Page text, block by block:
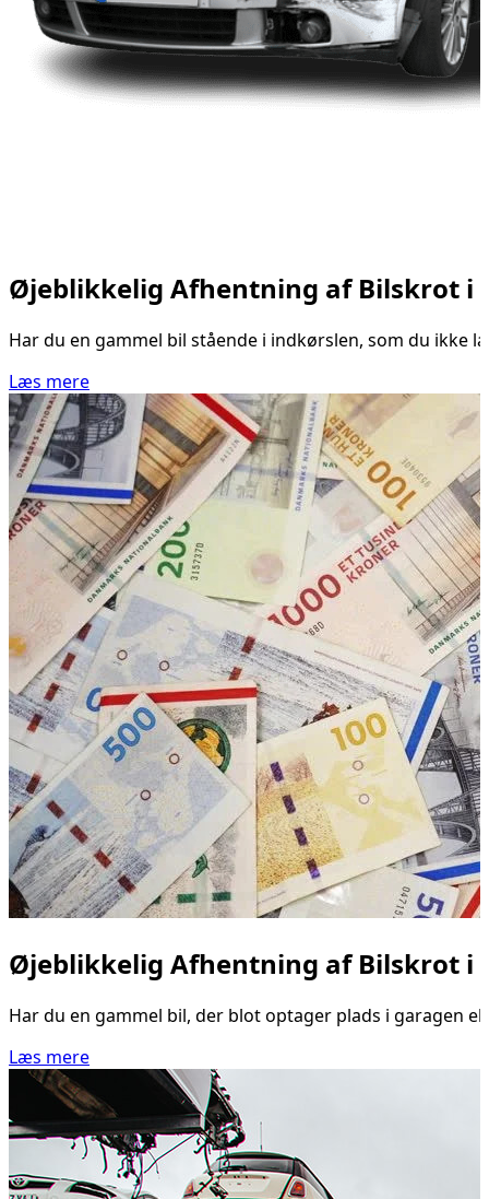
Øjeblikkelig Afhentning af Bilskrot i
Har du en gammel bil stående i indkørslen, som du
Læs mere
Øjeblikkelig Afhentning af Bilskrot i
Har du en gammel bil, der blot optager plads i garagen
Læs mere